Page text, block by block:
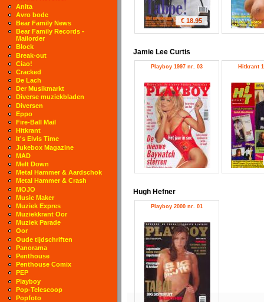
€ 18.95
Jamie Lee Curtis
Playboy 1997 nr. 03 Hitkrant
Hugh Hefner
Playboy 2000 nr. 01
Anita
Avro bode
Bear Family News
Bear Family Records -
Mailorder
Block
Break-out
Ciao!
Cracked
De Lach
Der Musikmarkt
Diverse muziekbladen
Diversen
Eppo
Fire-Ball Mail
Hitkrant
It's Elvis Time
Jukebox Magazine
MAD
Melt Down
Metal Hammer & Aardschok
Metal Hammer & Crash
MOJO
Music Maker
Muziek Expres
Muziekkrant Oor
Muziek Parade
Oor
Oude tijdschriften
Panorama
Penthouse
Penthouse Comix
PEP
Playboy
Pop-Telescoop
Popfoto